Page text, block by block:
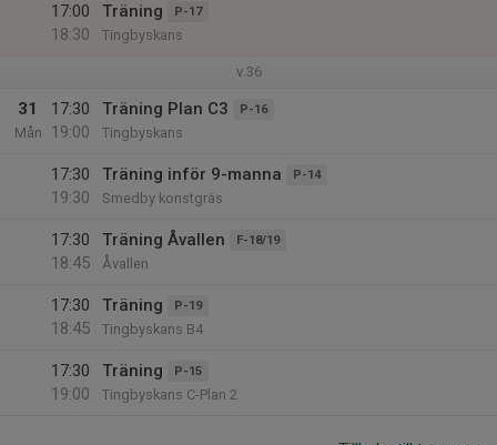
17:00
18:30
Träning P-17
Tingbyskans
v.36
31
Mån
17:30
19:00
Träning Plan C3 P-16
Tingbyskans
17:30
19:30
Träning inför 9-manna P-14
Smedby konstgräs
17:30
18:45
Träning Åvallen F-18/19
Åvallen
17:30
18:45
Träning P-19
Tingbyskans B4
17:30
19:00
Träning P-15
Tingbyskans C-Plan 2